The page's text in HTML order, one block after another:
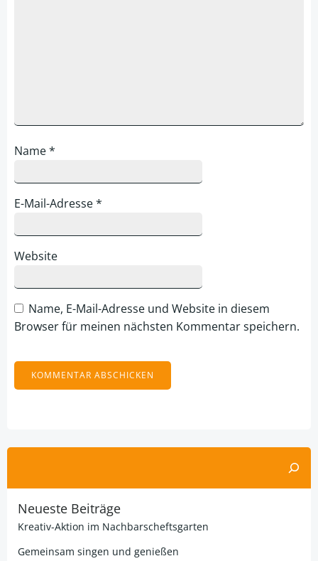
Name*
E-Mail-Adresse*
Website
Name, E-Mail-Adresse und Website in diesem
Browser für meinen nächsten Kommentar speichern.
Neueste Beiträge
Kreativ-Aktion im Nachbarscheftsgarten
Gemeinsam singen und genießen